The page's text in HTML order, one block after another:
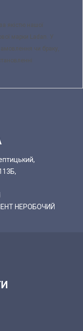
якістю нашої
марки Ladan. У
чи браку,
НЕРОБОЧИЙ